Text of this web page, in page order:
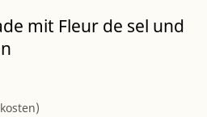
mit Fleur de sel und
)